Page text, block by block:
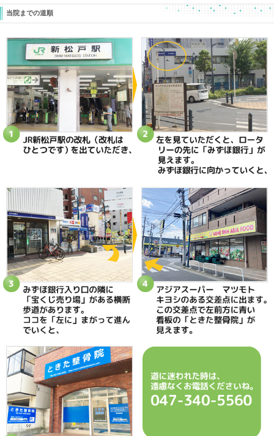
当院へのアクセス情報
ときた整骨院
所在地
〒270-0034 千葉県松戸市新松戸2-35
電話番号
047-340-5560
駐車場はありません
予約
完全予約制 お電話にて受付致します
休診日
日曜・祝日
院長
鴇田 晶